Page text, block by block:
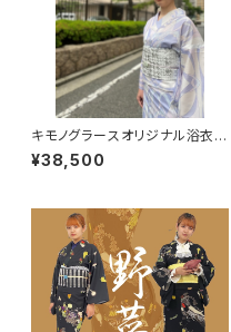
キモノグラースオリジナル浴衣
単衣着物 La richesse ライラ
ック ポリエステル（涼美人）
¥38,500